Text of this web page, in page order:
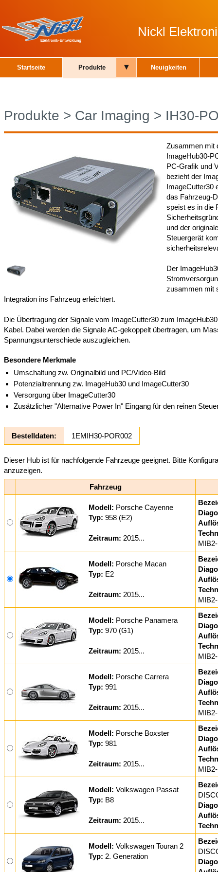
Nickl
Startseite Produkte ▾ Neuigkeiten
Produkte > Car Imaging > IH30-
Zusammen mit
ImageHub30-
PC-Grafik und
bezieht der
ImageCutter30
das Fahrzeug-
speist es in die
und der
Steuergerät
Der
zusammen mit
Integration ins Fahrzeug erleichtert.
Die Übertragung der Signale vom ImageCutter30 zum
Kabel. Dabei werden die Signale AC-gekoppelt übertragen, um
Spannungsunterschiede auszugleichen.
Besondere Merkmale
Umschaltung zw. Originalbild und PC/Video-Bild
Potenzialtrennung zw. ImageHub30 und ImageCutter30
Versorgung über ImageCutter30
Zusätzlicher "Alternative Power In" Eingang für den reinen
Bestelldaten: 1EMIH30-POR002
Dieser Hub ist für nachfolgende Fahrzeuge geeignet. Bitte
anzuzeigen.
Fahrzeug
Modell: Porsche Cayenne
Typ: 958 (E2)
Zeitraum: 2015...
Modell: Porsche Macan
Typ: E2
Zeitraum: 2015...
Modell: Porsche Panamera
Typ: 970 (G1)
Zeitraum: 2015...
Modell: Porsche Carrera
Typ: 991
Zeitraum: 2015...
Modell: Porsche Boxster
Typ: 981
Zeitraum: 2015...
Modell: Volkswagen Passat
Typ: B8
Zeitraum: 2015...
Modell: Volkswagen Touran 2
Typ: 2. Generation